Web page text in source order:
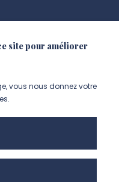
instagram
sur linkedin
sur
site pour améliorer
vous nous donnez votre